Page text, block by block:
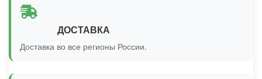
ДОСТАВКА
Доставка во все регионы России.